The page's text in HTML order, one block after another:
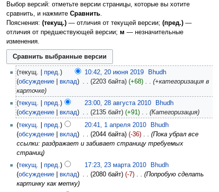
Выбор версий: отметьте версии страницы, которые вы хотите
сравнить, и нажмите Сравнить.
Пояснения: (текущ.)— отличия от текущей версии; (пред.)—
отличия от предшествующей версии; м — незначительные
изменения.
текущ. пред. 10:42, 20 июня 2019
Bhudh
обсуждение
вклад 2203 байта +68 ‎
+категоризация в
карточке
текущ.
пред. 23:00, 28 августа 2010
Bhudh
обсуждение
вклад 2135 байт +91 ‎
Категоризация
текущ.
пред. 20:41, 1 апреля 2010
Bhudh
обсуждение
вклад 2044 байта -36 ‎
Пока убрал все
ссылки: раздражает и забивает страницу требуемых
страниц
текущ.
пред. 17:23, 23 марта 2010
Bhudh
обсуждение
вклад 2080 байт -7 ‎
Попробую сделать
картинку как метку